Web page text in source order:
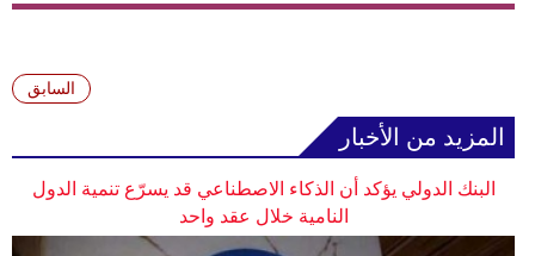
وسفر
السابق
المزيد من الأخبار
البنك الدولي يؤكد أن الذكاء الاصطناعي قد يسرّع تنمية الدول
النامية خلال عقد واحد